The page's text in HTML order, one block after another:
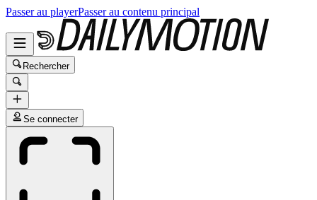
Passer au playerPasser au contenu principal
Rechercher
Se connecter